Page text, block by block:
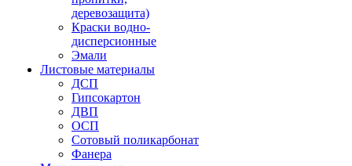
деревозащита)
Краски водно-
дисперсионные
Эмали
Листовые материалы
ДСП
Гипсокартон
ДВП
ОСП
Сотовый поликарбонат
Фанера